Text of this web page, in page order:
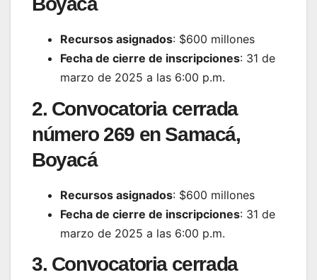
Recursos asignados: $600 millones
Fecha de cierre de inscripciones: 31 de
marzo de 2025 a las 6:00 p.m.
2. Convocatoria cerrada
número 269 en Samacá,
Boyacá
Recursos asignados: $600 millones
Fecha de cierre de inscripciones: 31 de
marzo de 2025 a las 6:00 p.m.
3. Convocatoria cerrada